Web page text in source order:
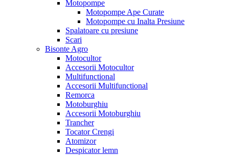
Motopompe
Motopompe Ape Curate
Motopompe cu Inalta Presiune
Spalatoare cu presiune
Scari
Bisonte Agro
Motocultor
Accesorii Motocultor
Multifunctional
Accesorii Multifunctional
Remorca
Motoburghiu
Accesorii Motoburghiu
Trancher
Tocator Crengi
Atomizor
Despicator lemn